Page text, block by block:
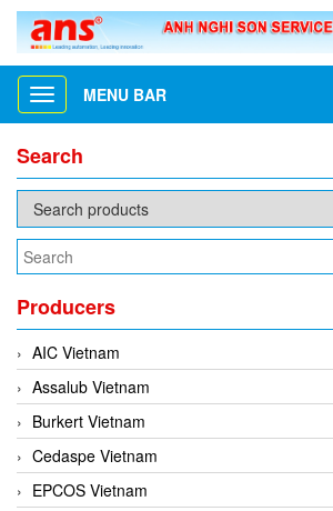
Toggle
navigation
MENU BAR
Search
Producers
AIC Vietnam
Assalub Vietnam
Burkert Vietnam
Cedaspe Vietnam
EPCOS Vietnam